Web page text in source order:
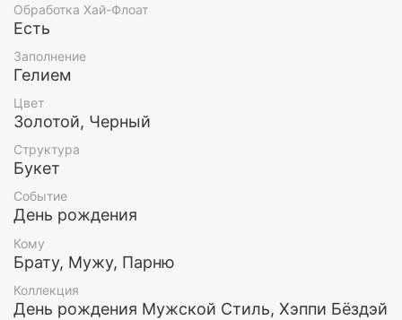
По Вашему желанию мы можем изменить цвет и/
понравился именно Вам и Вашему мужчине.
Все шары обработаны составом Хай флоат (для
увеличения длительности полета) и наполнены
гелием.
Этот и любой другой набор воздушных шаров Вы
можете заказать у нас. Так же у нас есть доставка
по Москве и МО
Обработка Хай-Флоат
Есть
Заполнение
Гелием
Цвет
Золотой, Черный
Структура
Букет
Событие
День рождения
Кому
Брату, Мужу, Парню
Коллекция
День рождения Мужской Стиль, Хэппи Бёздэй